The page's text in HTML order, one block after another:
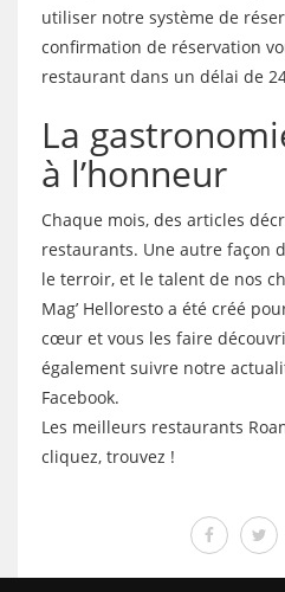
utiliser notre système de
confirmation de réservation
restaurant dans un délai de
La
à l’honneur
Chaque mois, des articles
restaurants. Une autre façon
le terroir, et le talent de nos
Mag’ Helloresto a été créé
cœur et vous les faire
également suivre notre
Facebook.
Les meilleurs restaurants
cliquez, trouvez !